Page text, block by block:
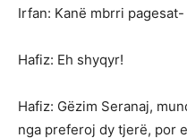
Irfan: Kanë mbrri
Hafiz: Eh shyqyr!
Hafiz: Gëzim Seranaj,
nga preferoj dy tjerë, por